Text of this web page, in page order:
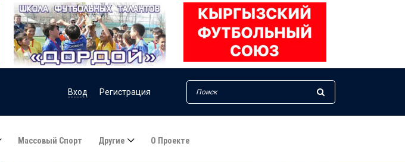
Вход Регистрация
Массовый Спорт Другие О Проекте